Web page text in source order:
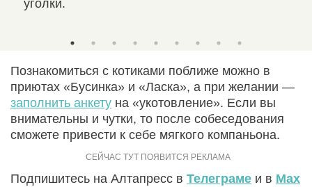
уголки.
Познакомиться с котиками поближе можно в
приютах «Бусинка» и «Ласка», а при желании —
заполнить анкету на «укотовление». Если вы
внимательны и чутки, то после собеседования
сможете привести к себе мягкого компаньона.
Подпишитесь на Алтапресс в Телеграме и в Max